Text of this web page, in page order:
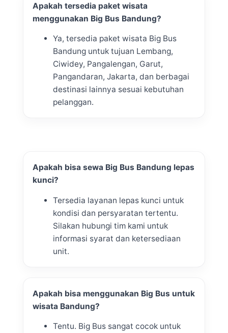
Apakah tersedia paket wisata
menggunakan Big Bus Bandung?
Ya, tersedia paket wisata Big Bus
Bandung untuk tujuan Lembang,
Ciwidey, Pangalengan, Garut,
Pangandaran, Jakarta, dan berbagai
destinasi lainnya sesuai kebutuhan
pelanggan.
Apakah bisa sewa Big Bus Bandung lepas
kunci?
Tersedia layanan lepas kunci untuk
kondisi dan persyaratan tertentu.
Silakan hubungi tim kami untuk
informasi syarat dan ketersediaan
unit.
Apakah bisa menggunakan Big Bus untuk
wisata Bandung?
Tentu. Big Bus sangat cocok untuk